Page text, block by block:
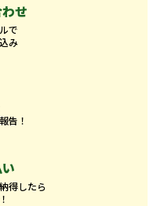
せ
で
み
告！
得したら